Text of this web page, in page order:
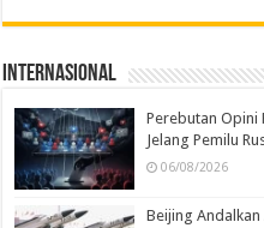
Internasional
Perebutan Opini
Jelang Pemilu
06/08/2026
Beijing